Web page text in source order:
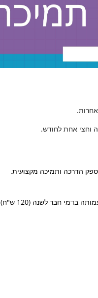
וחצי אחת לחודש.
הדרכה ותמיכה מקצועית.
חבר לשנה (120 ש"ח).